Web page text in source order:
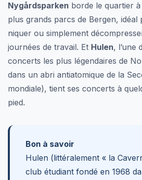
Nygårdsparken borde le quartier à
plus grands parcs de Bergen,
niquer ou simplement
journées de travail. Et Hulen, l’une
concerts les plus légendaires de
dans un abri antiatomique de la
mondiale), tient ses concerts à
pied.
Bon à savoir
Hulen (littéralement « la
club étudiant fondé en 1968